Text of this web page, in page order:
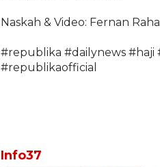
Naskah & Video: Fernan
#republika #dailynews #haji
#republikaofficial
Info37